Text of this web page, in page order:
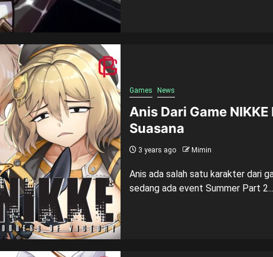
Games News
Anis Dari Game
Suasana
3 years ago Mimin
Anis ada salah satu karakter dari
sedang ada event Summer Part 2...